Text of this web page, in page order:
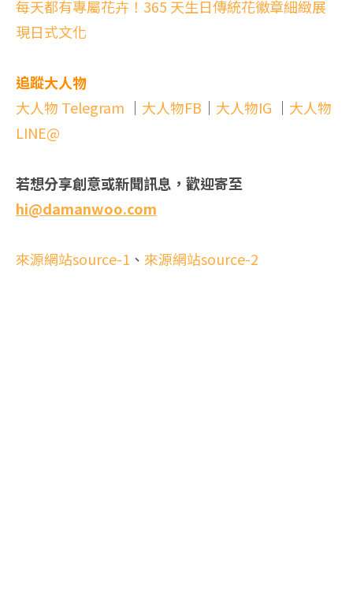
每天都有專屬花卉！365 天生日傳統花徽章細緻展
現日式文化
追蹤大人物
大人物 Telegram ｜ 大人物FB ｜ 大人物IG ｜ 大人物
LINE@
若想分享創意或新聞訊息，歡迎寄至
hi@damanwoo.com
來源網站source-1 、 來源網站source-2